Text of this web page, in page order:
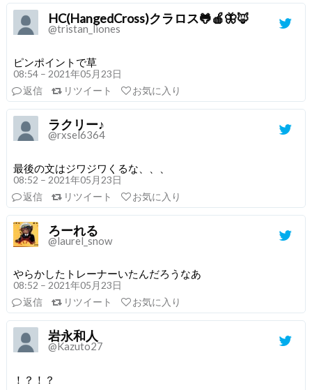
HC(HangedCross)クラロス🐸🍎🦋🦊
@tristan_liones
ピンポイントで草
08:54 – 2021年05月23日
返信
リツイート お気に入り
ラクリー♪
@rxsel6364
最後の文はジワジワくるな、、、
08:52 – 2021年05月23日
返信
リツイート お気に入り
ろーれる
@laurel_snow
やらかしたトレーナーいたんだろうなあ
08:52 – 2021年05月23日
返信
リツイート お気に入り
岩永和人
@Kazuto27
！？！？